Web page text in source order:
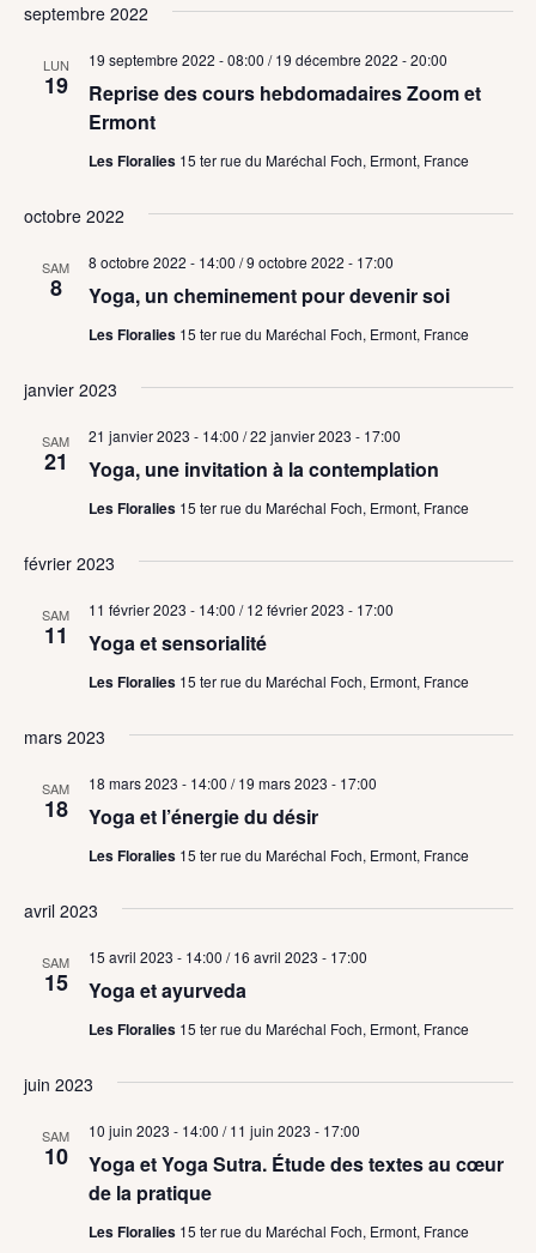
septembre 2022
LUN
19
Reprise des cours hebdomadaires Zoom et
Ermont
19 septembre 2022 - 08:00 /19 décembre 2022 - 20:00
Les Floralies 15 ter rue du Maréchal Foch, Ermont, France
octobre 2022
SAM
8 Yoga, un cheminement pour devenir soi
8 octobre 2022 - 14:00 /9 octobre 2022 - 17:00
Les Floralies 15 ter rue du Maréchal Foch, Ermont, France
janvier 2023
SAM
21 Yoga, une invitation à la contemplation
21 janvier 2023 - 14:00 /22 janvier 2023 - 17:00
Les Floralies 15 ter rue du Maréchal Foch, Ermont, France
février 2023
SAM
11 Yoga et sensorialité
11 février 2023 - 14:00 /12 février 2023 - 17:00
Les Floralies 15 ter rue du Maréchal Foch, Ermont, France
mars 2023
SAM
18 Yoga et l’énergie du désir
18 mars 2023 - 14:00 /19 mars 2023 - 17:00
Les Floralies 15 ter rue du Maréchal Foch, Ermont, France
avril 2023
SAM
15 Yoga et ayurveda
15 avril 2023 - 14:00 /16 avril 2023 - 17:00
Les Floralies 15 ter rue du Maréchal Foch, Ermont, France
juin 2023
SAM
10
Yoga et Yoga Sutra. Étude des textes au cœur
de la pratique
10 juin 2023 - 14:00 /11 juin 2023 - 17:00
Les Floralies 15 ter rue du Maréchal Foch, Ermont, France